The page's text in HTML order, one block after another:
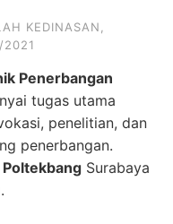
KEDINASAN
2021
Penerbangan
tugas utama
penelitian, dan
penerbangan.
Surabaya